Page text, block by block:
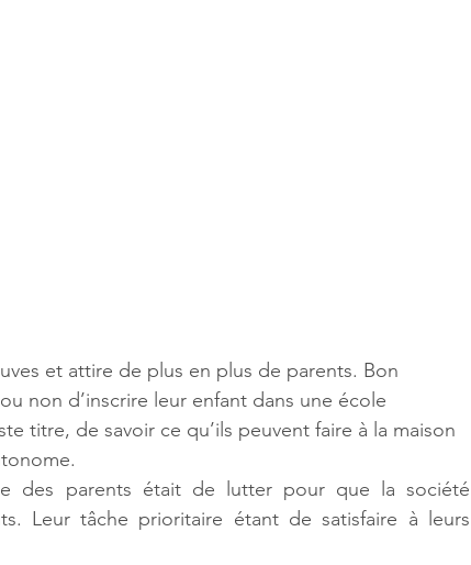
et attire de plus en plus de parents. Bon
non d’inscrire leur enfant dans une école
titre, de savoir ce qu’ils peuvent faire à la maison
des parents était de lutter pour que la société
Leur tâche prioritaire étant de satisfaire à leurs